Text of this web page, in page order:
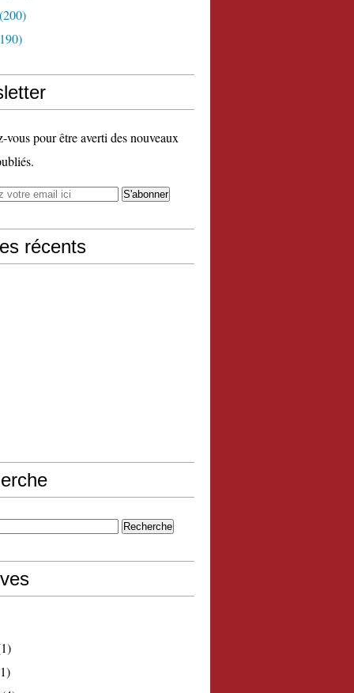
vous pour être averti des nouveaux
récents